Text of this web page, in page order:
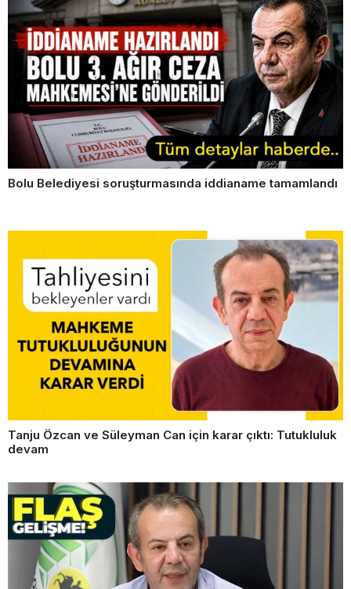
Bolu Belediyesi soruşturmasında iddianame tamamlandı
Tanju Özcan ve Süleyman Can için karar çıktı: Tutukluluk
devam